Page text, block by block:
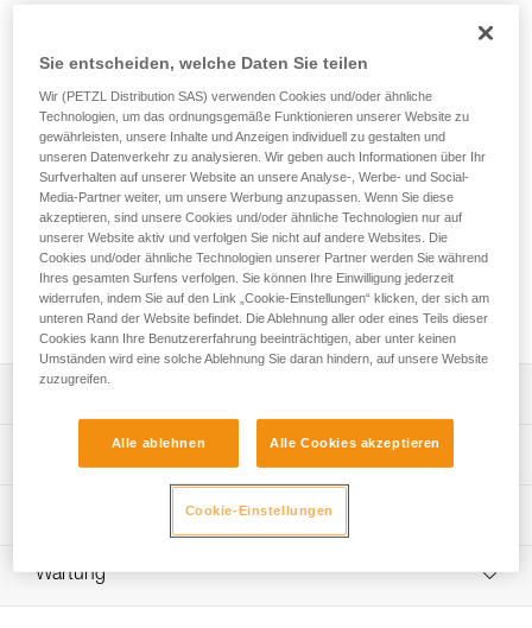
Canyoning
Das zum Canyoning konzipierte benutzerfreundliche und
längenverstellbare DUAL CANYON GUIDE-Verbindungsmittel
ist für fortgeschrittene Canyongeher/-innen und
Canyonführer /-innen bestimmt. Es dient zur Fortbewegung
an einem Seilgeländer, zum Passieren von
Zwischensicherungen und zur Selbstsicherung am
Standplatz. Es wird direkt am Mittelstift der aufschraubbaren
Öse des CANYON GUIDE-Gurts befestigt. Die ergonomisch
geformte ADJUST-Einstellvorrichtung ermöglicht eine
schnelle und einfache Anpassung.
Für selbständige Canyongeher/-innen und Canyonführer/-
innen bestimmtes benutzerfreundliches Verbindungsmittel:
- Wird direkt am Mittelstift der aufschraubbaren Öse des
CANYON GUIDE-Gurts befestigt.
- Einfache, schnelle Anpassung des einstellbaren Strangs
- Durch die Öse in der ADJUST-Einstellvorrichtung kann
eine Reepschnur gefädelt werden, um das System unter
Länge des fixen Strangs: 65 cm
Länge des einstellbaren Strangs: 15 bis 85 cm
Gewicht: 160 g
Zertifizierung(en): CE EN 17520, UKCA
Technische Informationen
Das PDF herunterladen technical-notice-DUAL-CANYON-
GUIDE-2
Wartung
Sie entscheiden, welche Daten Sie teilen
Wir (PETZL Distribution SAS) verwenden Cookies und/oder ähnliche
Technologien, um das ordnungsgemäße Funktionieren unserer Website zu
gewährleisten, unsere Inhalte und Anzeigen individuell zu gestalten und
unseren Datenverkehr zu analysieren. Wir geben auch Informationen über Ihr
Surfverhalten auf unserer Website an unsere Analyse-, Werbe- und Social-
Media-Partner weiter, um unsere Werbung anzupassen. Wenn Sie diese
akzeptieren, sind unsere Cookies und/oder ähnliche Technologien nur auf
unserer Website aktiv und verfolgen Sie nicht auf andere Websites. Die
Cookies und/oder ähnliche Technologien unserer Partner werden Sie während
Ihres gesamten Surfens verfolgen. Sie können Ihre Einwilligung jederzeit
widerrufen, indem Sie auf den Link „Cookie-Einstellungen“ klicken, der sich am
unteren Rand der Website befindet. Die Ablehnung aller oder eines Teils dieser
Cookies kann Ihre Benutzererfahrung beeinträchtigen, aber unter keinen
Umständen wird eine solche Ablehnung Sie daran hindern, auf unsere Website
zuzugreifen.
Alle ablehnen Alle Cookies akzeptieren
Cookie-Einstellungen